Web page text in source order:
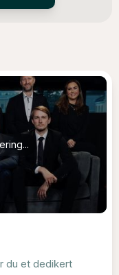
du et dedikert